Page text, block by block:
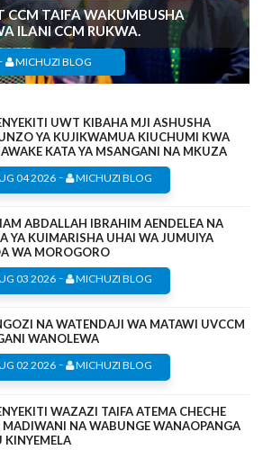
CCM TAIFA WAKUMBUSHA
ILANI CCM RUKWA.
MICHUZI BLOG
UWT KIBAHA MJI ASHUSHA
YA KUJIKWAMUA KIUCHUMI KWA
KATA YA MSANGANI NA MKUZA
04 2026- MICHUZI BLOG
ABDALLAH IBRAHIM AENDELEA NA
YA KUIMARISHA UHAI WA JUMUIYA
WA MOROGORO
03 2026- MICHUZI BLOG
NA WATENDAJI WA MATAWI UVCCM
WANOLEWA
02 2026- MICHUZI BLOG
WAZAZI TAIFA ATEMA CHECHE
MADIWANI NA WABUNGE WANAOPANGA
KINYEMELA